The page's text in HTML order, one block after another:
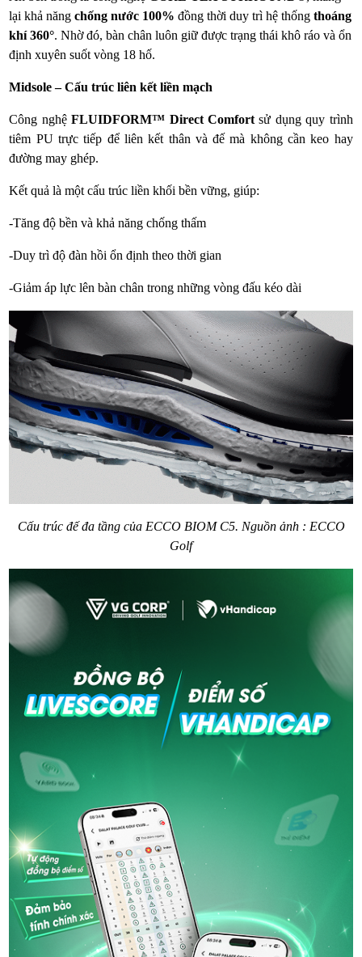
lại khả năngchống nước 100% đồng thời duy trì hệ thốngthoáng
khí 360°. Nhờ đó, bàn chân luôn giữ được trạng thái khô ráo và ổn
định xuyên suốt vòng 18 hố.
Midsole – Cấu trúc liên kết liền mạch
Công nghệFLUIDFORM™ Direct Comfort sử dụng quy trình
tiêm PU trực tiếp để liên kết thân và đế mà không cần keo hay
đường may ghép.
Kết quả là một cấu trúc liền khối bền vững, giúp:
-Tăng độ bền và khả năng chống thấm
-Duy trì độ đàn hồi ổn định theo thời gian
-Giảm áp lực lên bàn chân trong những vòng đấu kéo dài
Cấu trúc đế đa tầng của ECCO BIOM C5. Nguồn ảnh : ECCO
Golf